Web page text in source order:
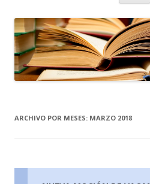
ARCHIVO POR MESES: MARZO 2018